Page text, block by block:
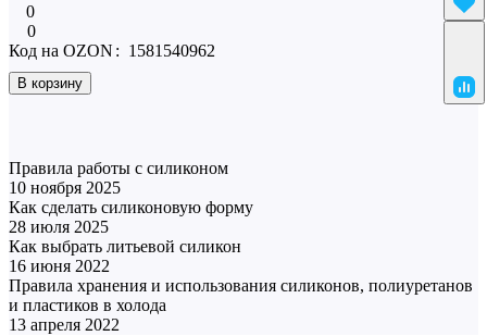
0
0
В корзину
Код на OZON : 1581540962
Материалы
Правила работы с силиконом
10 ноября 2025
Матрица и форма
Как сделать силиконовую форму
28 июля 2025
Матрица и форма
Как выбрать литьевой силикон
16 июня 2022
Материалы
Правила хранения и использования силиконов, полиуретанов
и пластиков в холода
13 апреля 2022